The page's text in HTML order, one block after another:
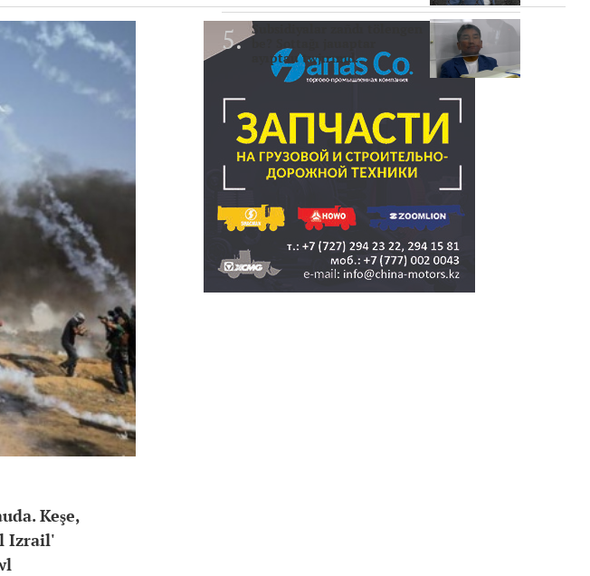
Keşe,
Izrail'
Subsidiyalar zañdı tölengen
ayıptau twjırımd..